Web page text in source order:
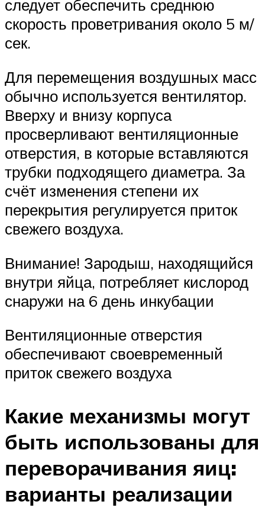
следует обеспечить среднюю
скорость проветривания около 5 м/
сек.
Для перемещения воздушных масс
обычно используется вентилятор.
Вверху и внизу корпуса
просверливают вентиляционные
отверстия, в которые вставляются
трубки подходящего диаметра. За
счёт изменения степени их
перекрытия регулируется приток
свежего воздуха.
Внимание! Зародыш, находящийся
внутри яйца, потребляет кислород
снаружи на 6 день инкубации
Вентиляционные отверстия
обеспечивают своевременный
приток свежего воздуха
Какие механизмы могут
быть использованы для
переворачивания яиц:
варианты реализации